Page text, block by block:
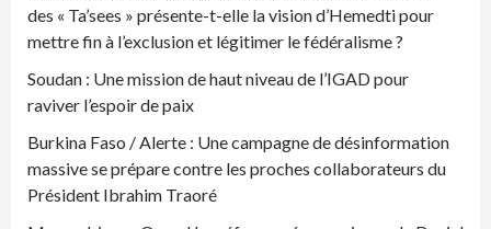
des « Ta’sees » présente-t-elle la vision d’Hemedti pour
mettre fin à l’exclusion et légitimer le fédéralisme ?
Soudan : Une mission de haut niveau de l’IGAD pour
raviver l’espoir de paix
Burkina Faso / Alerte : Une campagne de désinformation
massive se prépare contre les proches collaborateurs du
Président Ibrahim Traoré